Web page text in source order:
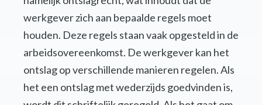
werkgever zich aan bepaalde regels moet
houden. Deze regels staan vaak opgesteld in de
arbeidsovereenkomst. De werkgever kan het
ontslag op verschillende manieren regelen. Als
het een ontslag met wederzijds goedvinden is,